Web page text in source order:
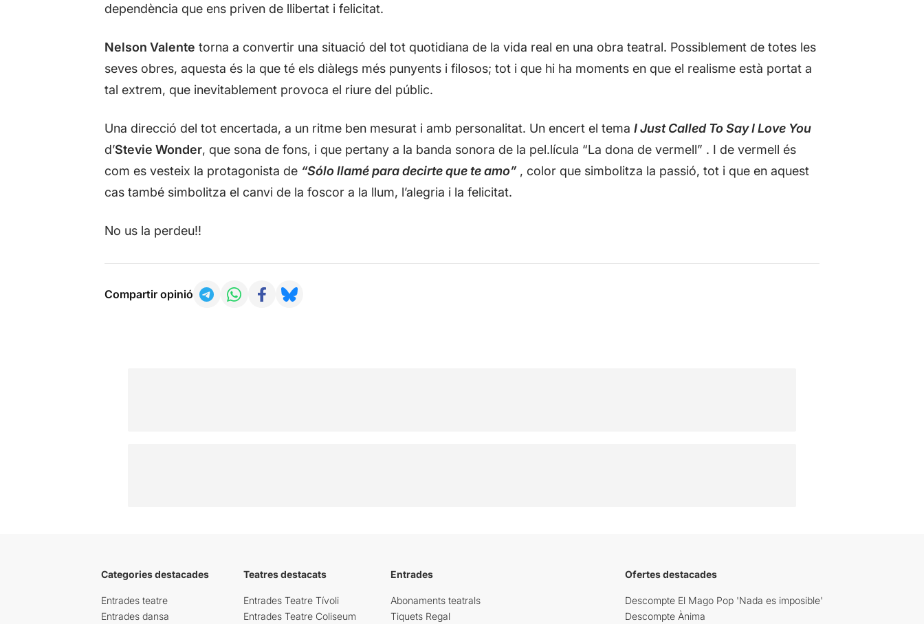
dependència que ens priven de llibertat i felicitat.
Nelson Valente torna a convertir una situació del tot quotidiana de la vida real en una obra teatral. Possiblement de totes les
seves obres, aquesta és la que té els diàlegs més punyents i filosos; tot i que hi ha moments en que el realisme està portat a
tal extrem, que inevitablement provoca el riure del públic.
Una direcció del tot encertada, a un ritme ben mesurat i amb personalitat. Un encert el tema I Just Called To Say I Love You
d’Stevie Wonder, que sona de fons, i que pertany a la banda sonora de la pel.lícula “La dona de vermell” . I de vermell és
com es vesteix la protagonista de “Sólo llamé para decirte que te amo”, color que simbolitza la passió, tot i que en aquest
cas també simbolitza el canvi de la foscor a la llum, l’alegria i la felicitat.
No us la perdeu!!
Compartir opinió
Categories destacades
Entrades teatre
Entrades dansa
Teatres destacats
Entrades Teatre Tívoli
Entrades Teatre Coliseum
Entrades
Abonaments teatrals
Tiquets Regal
Ofertes destacades
Descompte El Mago Pop 'Nada es imposible'
Descompte Ànima